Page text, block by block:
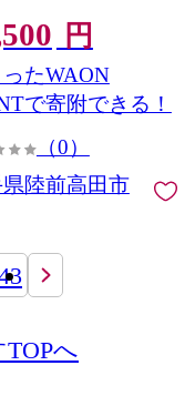
つまみ 簡単調理 海
】
円
たWAON
で寄附できる！
（0）
陸前高田市
へ